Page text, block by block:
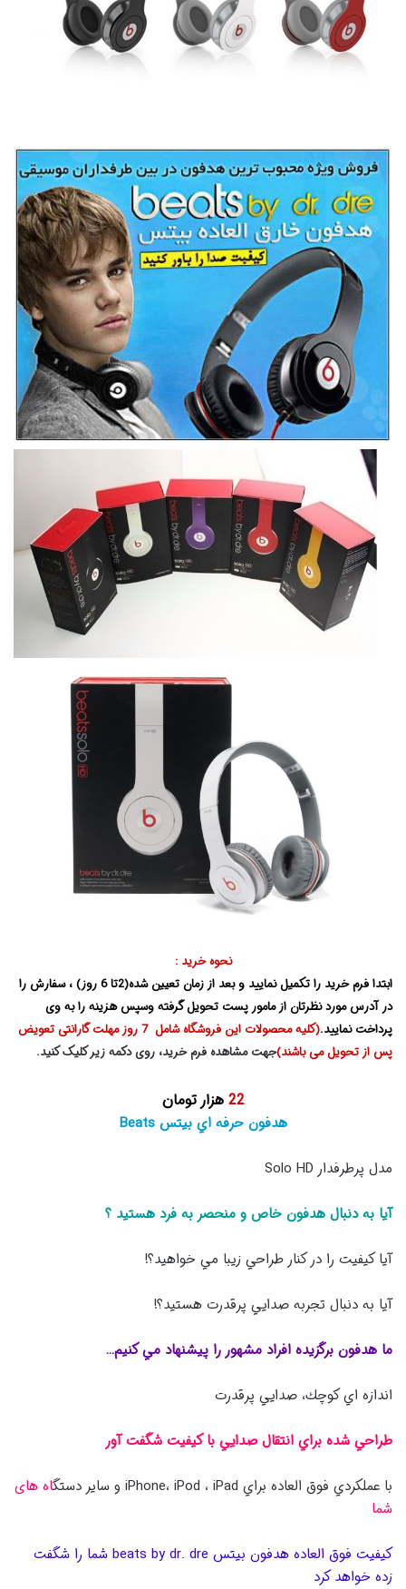
نحوه خرید :
ابتدا فرم خرید را تکمیل نمایید و بعد از زمان تعیین شده(2تا 6 روز) ، سفارش را
در آدرس مورد نظرتان از مامور پست تحویل گرفته وسپس هزینه را به وی
پرداخت نمایید.(کلیه محصولات این فروشگاه شامل 7 روز
مهلت گارانتی تعویض
پس از تحویل می باشند)جهت مشاهده فرم خرید، روی دکمه زیر کلیک کنید.
22 هزار تومان
هدفون حرفه اي بيتس Beats
مدل پرطرفدار Solo HD
آيا به دنبال هدفون خاص و منحصر به فرد هستيد ؟
آيا كيفيت را در كنار طراحي زيبا مي خواهيد؟!
آيا به دنبال تجربه صدايي پرقدرت هستيد؟!
ما هدفون برگزيده افراد مشهور را پيشنهاد مي كنيم…
اندازه اي كوچك، صدايي پرقدرت
طراحي شده براي انتقال صدايي با كيفيت شگفت آور
با عملكردي فوق العاده براي iPhone، iPod ، iPad و سایر دستگ
اه های
شما
كيفيت فوق العاده هدفون بيتس beats by dr. dre شما را شگفت
زده خواهد كرد